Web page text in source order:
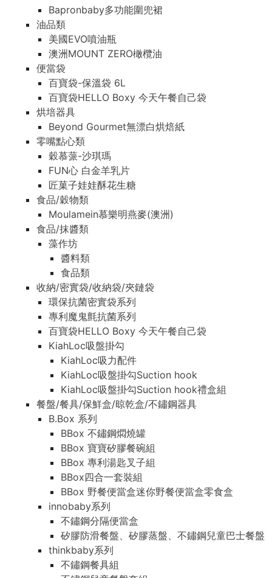
Bapronbaby多功能圍兜裙
油品類
美國EVO噴油瓶
澳洲MOUNT ZERO橄欖油
便當袋
百寶袋-保溫袋 6L
百寶袋HELLO Boxy 今天午餐自己袋
烘培器具
Beyond Gourmet無漂白烘焙紙
零嘴點心類
穀慕蒎-沙琪瑪
FUN心 白金羊乳片
匠菓子娃娃酥花生糖
食品/穀物類
Moulamein慕樂明燕麥(澳洲)
食品/抹醬類
藻作坊
醬料類
食品類
收納/密實袋/收納袋/夾鏈袋
環保抗菌密實袋系列
專利魔鬼氈抗菌系列
百寶袋HELLO Boxy 今天午餐自己袋
KiahLoc吸盤掛勾
KiahLoc吸力配件
KiahLoc吸盤掛勾Suction hook
KiahLoc吸盤掛勾Suction hook禮盒組
餐盤/餐具/保鮮盒/晾乾盒/不鏽鋼器具
B.Box 系列
BBox 不鏽鋼燜燒罐
BBox 寶寶矽膠餐碗組
BBox 專利湯匙叉子組
BBox四合一套裝組
BBox 野餐便當盒迷你野餐便當盒零食盒
innobaby系列
不鏽鋼分隔便當盒
矽膠防滑餐盤、矽膠蒸盤、不鏽鋼兒童巴士餐盤
thinkbaby系列
不鏽鋼餐具組